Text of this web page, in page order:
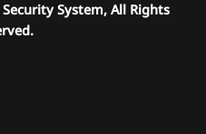
System, All Rights